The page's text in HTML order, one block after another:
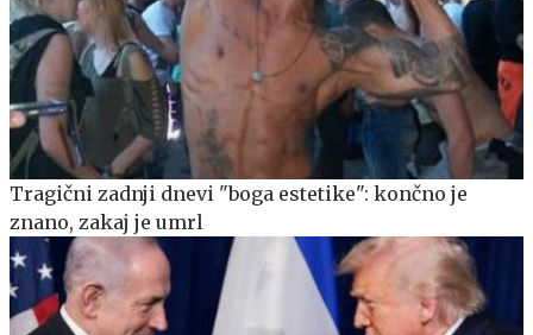
Tragični zadnji dnevi "boga estetike": končno je
znano, zakaj je umrl